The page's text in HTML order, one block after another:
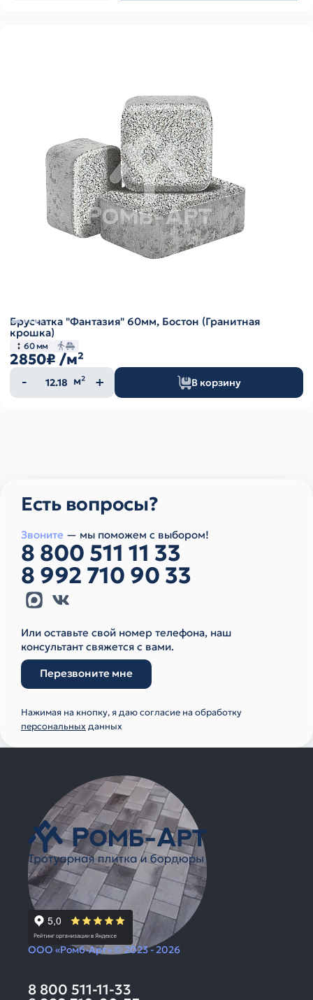
Брусчатка "Фантазия" 60мм, Бостон (Гранитная
крошка)
60 мм
2850₽ /м²
Количество
товара
м² В корзину
Есть вопросы?
Звоните — мы поможем с выбором!
8 800 511 11 33
8 992 710 90 33
Или оставьте свой номер телефона, наш
консультант свяжется с вами.
Перезвоните мне
Нажимая на кнопку, я даю согласие на обработку
персональныхданных
ООО «Ромб-Арт» © 2023 - 2026
8 800 511-11-33